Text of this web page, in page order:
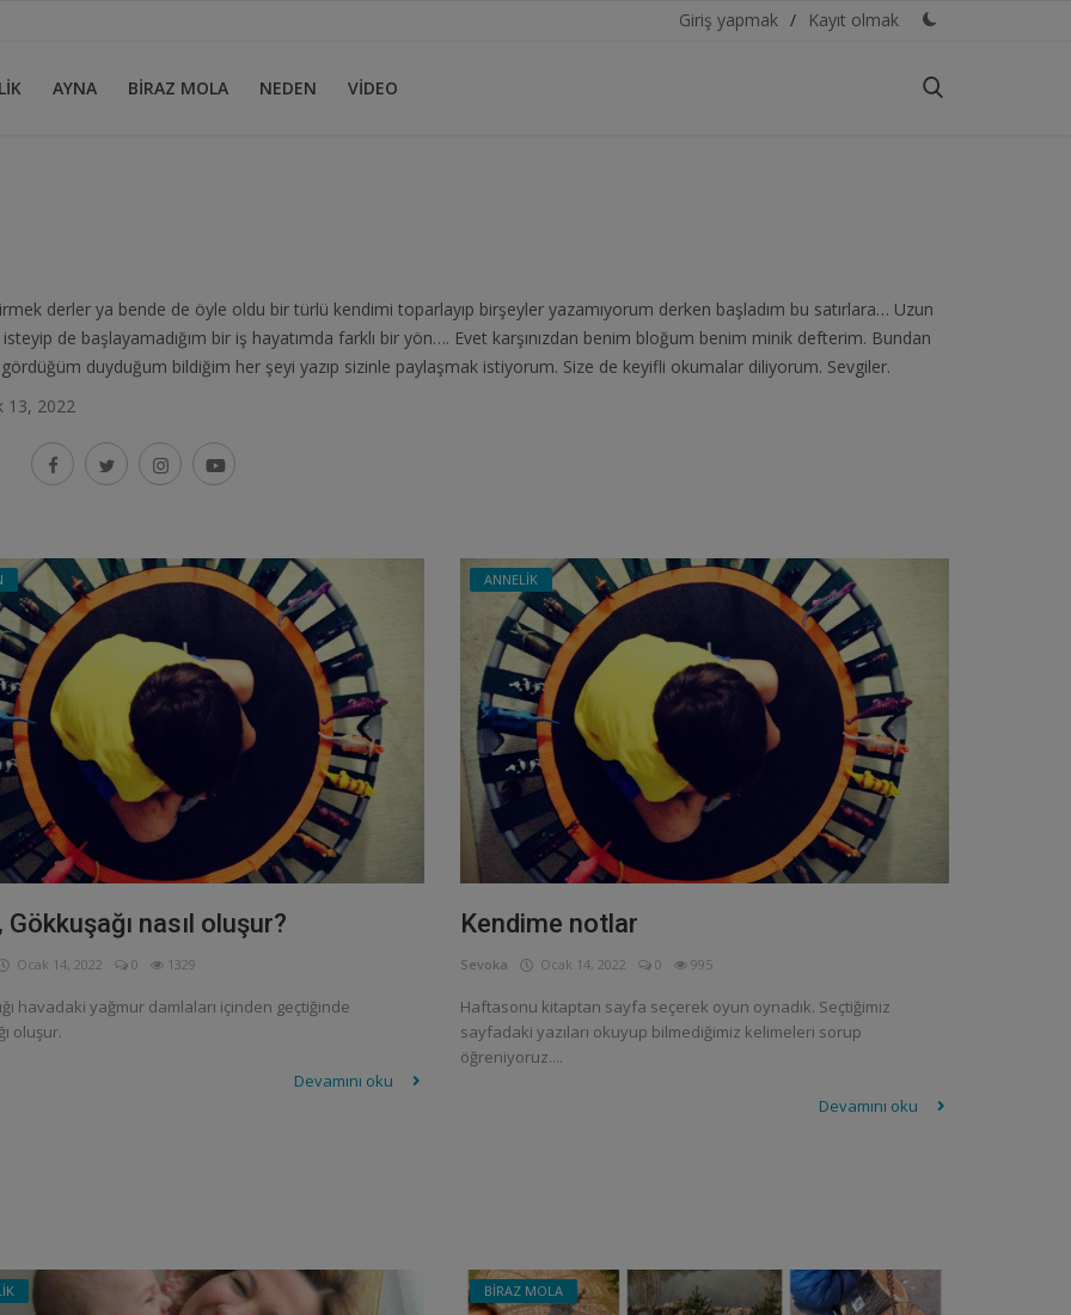
Giriş yapmak / Kayıt olmak
AYNA BİRAZ MOLA NEDEN VİDEO
derler ya bende de öyle oldu bir türlü kendimi toparlayıp birşeyler yazamıyorum derken başladım bu satırlara… Uzun
de başlayamadığım bir iş hayatımda farklı bir yön…. Evet karşınızdan benim bloğum benim minik defterim. Bundan
duyduğum bildiğim her şeyi yazıp sizinle paylaşmak istiyorum. Size de keyifli okumalar diliyorum. Sevgiler.
13, 2022
Gökkuşağı nasıl oluşur?
Ocak 14, 2022 0 1329
havadaki yağmur damlaları içinden geçtiğinde
oluşur.
Devamını oku
ANNELİK
Kendime notlar
Sevoka Ocak 14, 2022 0 995
Haftasonu kitaptan sayfa seçerek oyun oynadık. Seçtiğimiz
sayfadaki yazıları okuyup bilmediğimiz kelimeleri sorup
öğreniyoruz....
Devamını oku
BİRAZ MOLA